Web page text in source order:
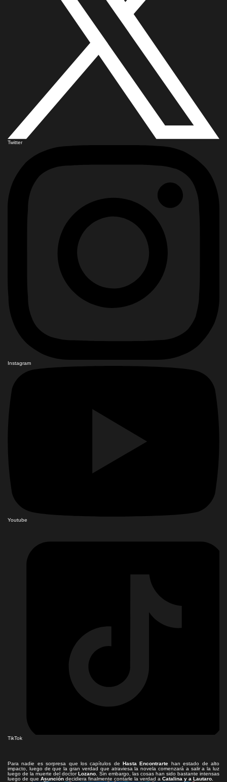
Twitter
Instagram
Youtube
TikTok
Para nadie es sorpresa que los capítulos deHasta Encontrarte han estado de alto
impacto, luego de que la gran verdad que atraviesa la novela comenzará a salir a la luz
luego de la muerte del doctorLozano. Sin embargo, las cosas han sido bastante intensas
luego de que Asunción decidiera finalmente contarle la verdad a Catalina y a Lautaro.